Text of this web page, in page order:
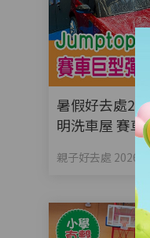
暑假好去處
明洗車屋 賽車
親子好去處 2026-